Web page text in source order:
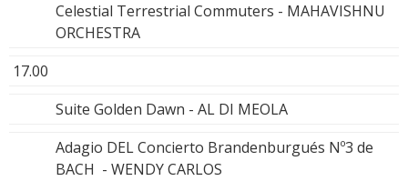
Celestial Terrestrial Commuters - MAHAVISHNU
ORCHESTRA
17.00
Suite Golden Dawn - AL DI MEOLA
Adagio DEL Concierto Brandenburgués Nº3 de
BACH - WENDY CARLOS